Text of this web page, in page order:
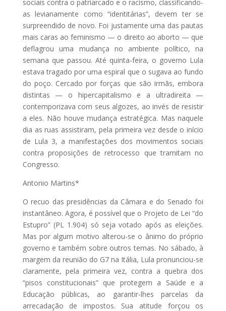
sociais contra o patriarcado e o racismo, classificando-
as levianamente como “identitárias”, devem ter se
surpreendido de novo. Foi justamente uma das pautas
mais caras ao feminismo — o direito ao aborto — que
deflagrou uma mudança no ambiente político, na
semana que passou. Até quinta-feira, o governo Lula
estava tragado por uma espiral que o sugava ao fundo
do poço. Cercado por forças que são irmãs, embora
distintas — o hipercapitalismo e a ultradireita —
contemporizava com seus algozes, ao invés de resistir
a eles. Não houve mudança estratégica. Mas naquele
dia as ruas assistiram, pela primeira vez desde o início
de Lula 3, a manifestações dos movimentos sociais
contra proposições de retrocesso que tramitam no
Congresso.
Antonio Martins*
O recuo das presidências da Câmara e do Senado foi
instantâneo. Agora, é possível que o Projeto de Lei “do
Estupro” (PL 1.904) só seja votado após as eleições.
Mas por algum motivo alterou-se o ânimo do próprio
governo e também sobre outros temas. No sábado, à
margem da reunião do G7 na Itália, Lula pronunciou-se
claramente, pela primeira vez, contra a quebra dos
“pisos constitucionais” que protegem a Saúde e a
Educação públicas, ao garantir-lhes parcelas da
arrecadação de impostos. Sua atitude forçou os